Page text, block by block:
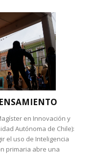
en Innovación y
Autónoma de Chile):
el uso de Inteligencia
primaria abre una